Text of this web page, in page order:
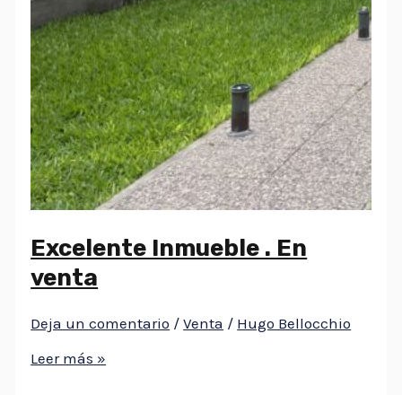
Excelente Inmueble . En
venta
Deja un comentario /Venta / Hugo Bellocchio
Leer más »